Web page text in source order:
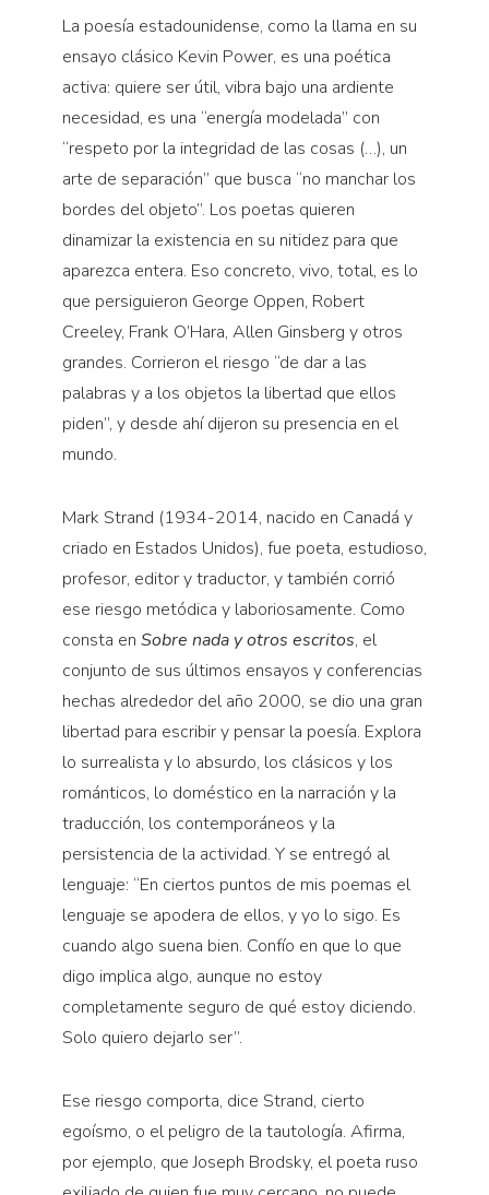
Libros usados
Literatura
Medioambiente
Narrativas visuales
Personaje
Personajes secundarios
Política
Relecturas
Sociedad
Turismo accidental
Voces y lecturas
La poesía estadounidense, como la llama en su
ensayo clásico Kevin Power, es una poética
activa: quiere ser útil, vibra bajo una ardiente
necesidad, es una “energía modelada” con
“respeto por la integridad de las cosas (…), un
arte de separación” que busca “no manchar los
bordes del objeto”. Los poetas quieren
dinamizar la existencia en su nitidez para que
aparezca entera. Eso concreto, vivo, total, es lo
que persiguieron George Oppen, Robert
Creeley, Frank O’Hara, Allen Ginsberg y otros
grandes. Corrieron el riesgo “de dar a las
palabras y a los objetos la libertad que ellos
piden”, y desde ahí dijeron su presencia en el
mundo.
Mark Strand (1934-2014, nacido en Canadá y
criado en Estados Unidos), fue poeta, estudioso,
profesor, editor y traductor, y también corrió
ese riesgo metódica y laboriosamente. Como
consta en Sobre nada y otros escritos, el
conjunto de sus últimos ensayos y conferencias
hechas alrededor del año 2000, se dio una gran
libertad para escribir y pensar la poesía. Explora
lo surrealista y lo absurdo, los clásicos y los
románticos, lo doméstico en la narración y la
traducción, los contemporáneos y la
persistencia de la actividad. Y se entregó al
lenguaje: “En ciertos puntos de mis poemas el
lenguaje se apodera de ellos, y yo lo sigo. Es
cuando algo suena bien. Confío en que lo que
digo implica algo, aunque no estoy
completamente seguro de qué estoy diciendo.
Solo quiero dejarlo ser”.
Ese riesgo comporta, dice Strand, cierto
egoísmo, o el peligro de la tautología. Afirma,
por ejemplo, que Joseph Brodsky, el poeta ruso